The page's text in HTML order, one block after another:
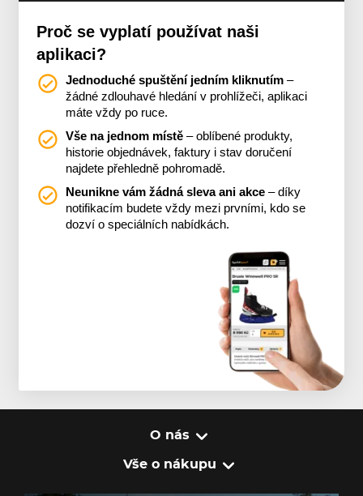
Proč se vyplatí používat naši
aplikaci?
Jednoduché spuštění jedním kliknutím –
žádné zdlouhavé hledání v prohlížeči, aplikaci
máte vždy po ruce.
Vše na jednom místě – oblíbené produkty,
historie objednávek, faktury i stav doručení
najdete přehledně pohromadě.
Neunikne vám žádná sleva ani akce – díky
notifikacím budete vždy mezi prvními, kdo se
dozví o speciálních nabídkách.
O nás
Vše o nákupu